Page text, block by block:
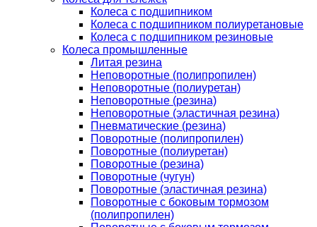
Колеса с подшипником
Колеса с подшипником полиуретановые
Колеса с подшипником резиновые
Колеса промышленные
Литая резина
Неповоротные (полипропилен)
Неповоротные (полиуретан)
Неповоротные (резина)
Неповоротные (эластичная резина)
Пневматические (резина)
Поворотные (полипропилен)
Поворотные (полиуретан)
Поворотные (резина)
Поворотные (чугун)
Поворотные (эластичная резина)
Поворотные c боковым тормозом
(полипропилен)